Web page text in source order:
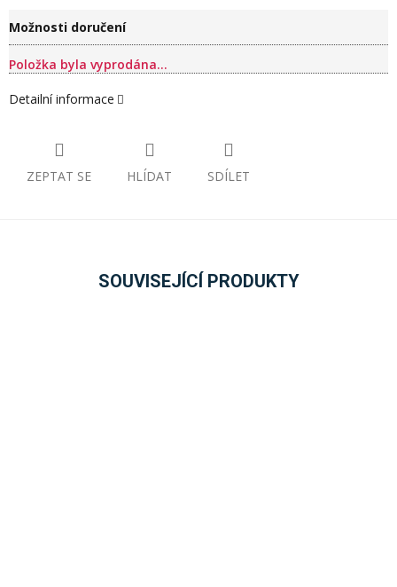
Možnosti doručení
Položka byla vyprodána…
Detailní informace
ZEPTAT SE HLÍDAT SDÍLET
SOUVISEJÍCÍ PRODUKTY